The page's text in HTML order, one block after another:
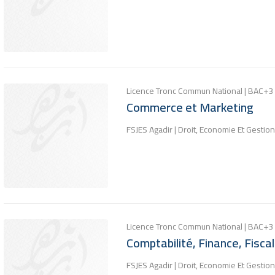
Licence Tronc Commun National | BAC+3
Commerce et Marketing
FSJES Agadir | Droit, Economie Et Gestion
Licence Tronc Commun National | BAC+3
Comptabilité, Finance,
FSJES Agadir | Droit, Economie Et Gestion